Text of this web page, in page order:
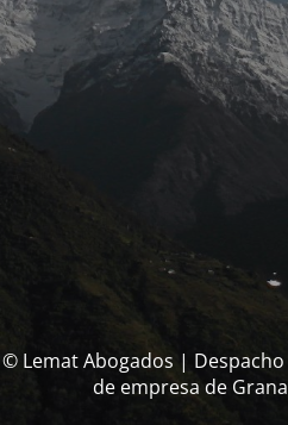
© Lemat Abogados |
de empresa de